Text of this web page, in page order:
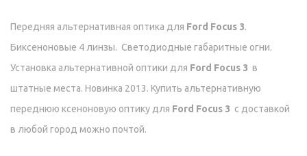
Передняя альтернативная оптика для Ford Focus 3.
Биксеноновые 4 линзы. Светодиодные габаритные огни.
Установка альтернативной оптики для Ford Focus 3 в
штатные места. Новинка 2013. Купить альтернативную
переднюю ксеноновую оптику для Ford Focus 3 с доставкой
в любой город можно почтой.